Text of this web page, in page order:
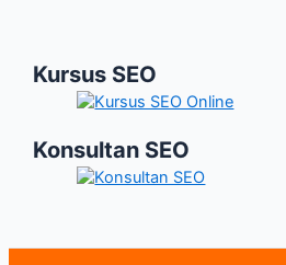
Kursus SEO
Konsultan SEO